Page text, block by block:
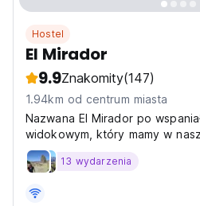
Hostel
El Mirador
9.9Znakomity(147)
1.94km od centrum miasta
Nazwana El Mirador po
widokowym, który mamy w
zobaczysz miasto i pasmo
13 wydarzenia